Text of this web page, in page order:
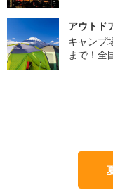
アウトド
キャンプ
まで！全